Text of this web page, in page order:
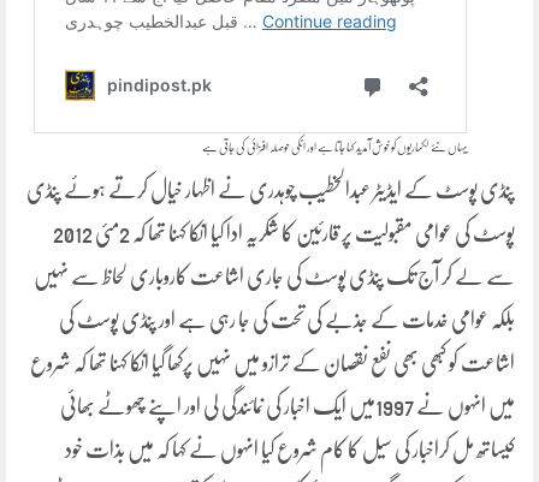
یہاں نئے لکھاریوں کو خوش آمدید کہا جاتا ہے اور انکی حوصلہ افزائی کی جاتی ہے
پنڈی پوسٹ کے ایڈیٹر عبدالخطیب چوہدری نے اظہار خیال کرتے ہوئے پنڈی
پوسٹ کی عوامی مقبولیت پر قارئین کا شکریہ ادا کیا انکا کہنا تھا کہ 2مئی 2012
سے لے کر آج تک پنڈی پوسٹ کی جاری اشاعت کاروباری لحاظ سے نہیں
بلکہ عوامی خدمات کے جذبے کی تحت کی جا رہی ہے اور پنڈی پوسٹ کی
اشاعت کو کبھی بھی نفع نقصان کے ترازو میں نہیں پرکھا گیا انکا کہنا تھا کہ شروع
میں انہوں نے 1997میں ایک اخبار کی نمائندگی لی اور اپنے چھوٹے بھائی
کیساتھ مل کراخبار کی سیل کا کام شروع کیا انہوں نے کہا کہ میں بذات خود